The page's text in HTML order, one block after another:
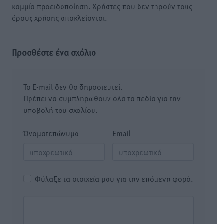
καμμία προειδοποίηση. Χρήστες που δεν τηρούν τους
όρους χρήσης αποκλείονται.
Προσθέστε ένα σχόλιο
Το E-mail δεν θα δημοσιευτεί.
Πρέπει να συμπληρωθούν όλα τα πεδία για την
υποβολή του σχολίου.
Όνοματεπώνυμο Email
Φύλαξε τα στοιχεία μου για την επόμενη φορά.